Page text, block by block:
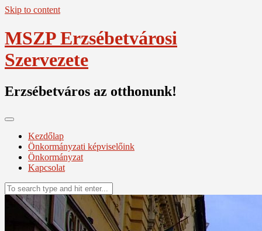
Skip to content
MSZP Erzsébetvárosi
Szervezete
Erzsébetváros az otthonunk!
Kezdőlap
Önkormányzati képviselőink
Önkormányzat
Kapcsolat